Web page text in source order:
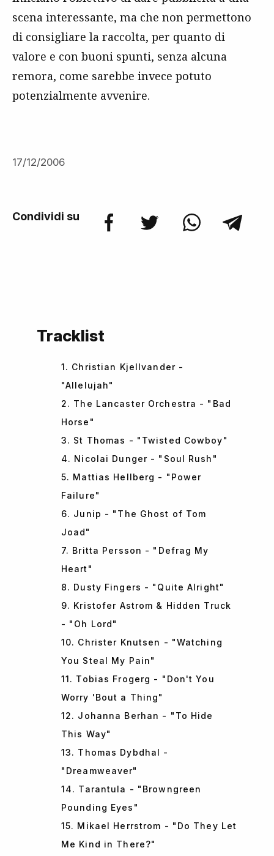
scena interessante, ma che non permettono
di consigliare la raccolta, per quanto di
valore e con buoni spunti, senza alcuna
remora, come sarebbe invece potuto
potenzialmente avvenire.
17/12/2006
Condividi su
Tracklist
1. Christian Kjellvander -
"Allelujah"
2. The Lancaster Orchestra - "Bad
Horse"
3. St Thomas - "Twisted Cowboy"
4. Nicolai Dunger - "Soul Rush"
5. Mattias Hellberg - "Power
Failure"
6. Junip - "The Ghost of Tom
Joad"
7. Britta Persson - "Defrag My
Heart"
8. Dusty Fingers - "Quite Alright"
9. Kristofer Astrom & Hidden Truck
- "Oh Lord"
10. Christer Knutsen - "Watching
You Steal My Pain"
11. Tobias Frogerg - "Don't You
Worry 'Bout a Thing"
12. Johanna Berhan - "To Hide
This Way"
13. Thomas Dybdhal -
"Dreamweaver"
14. Tarantula - "Browngreen
Pounding Eyes"
15. Mikael Herrstrom - "Do They Let
Me Kind in There?"